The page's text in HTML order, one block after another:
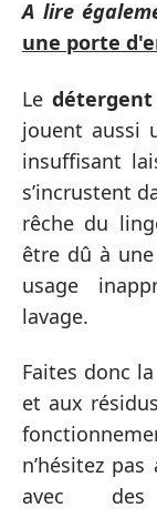
A lire
une porte
Le détergent
jouent aussi
insuffisant
s’incrustent
rêche du
être dû à
usage
lavage.
Faites donc
et aux
n’hésitez
avec